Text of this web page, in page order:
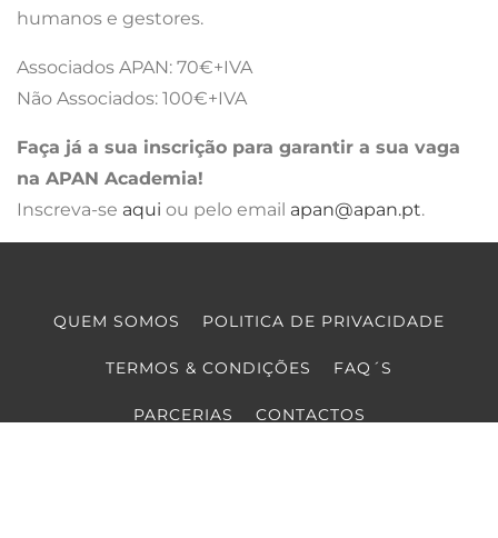
humanos e gestores.
Associados APAN: 70€+IVA
Não Associados: 100€+IVA
Faça já a sua inscrição para garantir a sua vaga
na APAN Academia!
Inscreva-se aqui ou pelo email apan@apan.pt.
QUEM SOMOS POLITICA DE PRIVACIDADE
TERMOS & CONDIÇÕES FAQ´S
PARCERIAS CONTACTOS